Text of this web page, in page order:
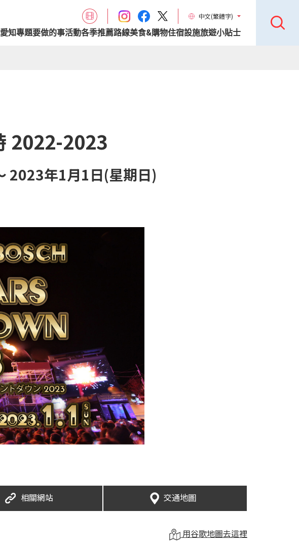
中文(繁體字)
知專題要做的事活動各季推薦路線美食&購物住宿設施旅遊小貼士
2022-2023
2023年1月1日(星期日)
相關網站 交通地圖
用谷歌地圖去這裡